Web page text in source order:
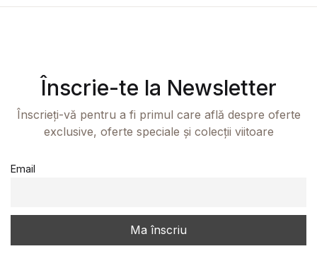
Înscrie-te la Newsletter
Înscrieți-vă pentru a fi primul care află despre oferte
exclusive, oferte speciale și colecții viitoare
Email